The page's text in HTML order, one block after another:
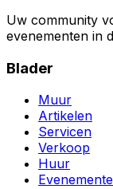
Uw community
evenementen in
Blader
Muur
Artikelen
Servicen
Verkoop
Huur